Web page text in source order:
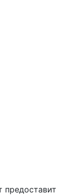
предоставит